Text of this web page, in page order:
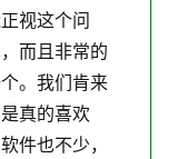
视这个问
而且非常的
。我们肯来
真的喜欢
件也不少，